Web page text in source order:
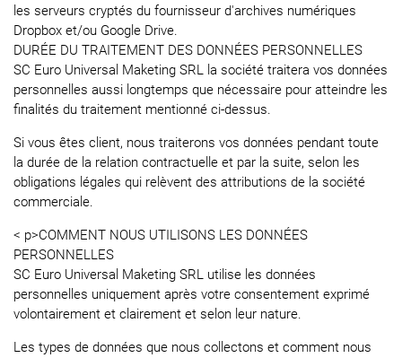
les serveurs cryptés du fournisseur d'archives numériques
Dropbox et/ou Google Drive.
DURÉE DU TRAITEMENT DES DONNÉES PERSONNELLES
SC Euro Universal Maketing SRL la société traitera vos données
personnelles aussi longtemps que nécessaire pour atteindre les
finalités du traitement mentionné ci-dessus.
Si vous êtes client, nous traiterons vos données pendant toute
la durée de la relation contractuelle et par la suite, selon les
obligations légales qui relèvent des attributions de la société
commerciale.
< p>COMMENT NOUS UTILISONS LES DONNÉES
PERSONNELLES
SC Euro Universal Maketing SRL utilise les données
personnelles uniquement après votre consentement exprimé
volontairement et clairement et selon leur nature.
Les types de données que nous collectons et comment nous